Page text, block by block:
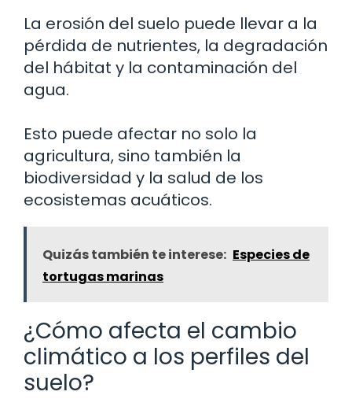
La erosión del suelo puede llevar a la
pérdida de nutrientes, la degradación
del hábitat y la contaminación del
agua.
Esto puede afectar no solo la
agricultura, sino también la
biodiversidad y la salud de los
ecosistemas acuáticos.
Quizás también te interese: Especies de
tortugas marinas
¿Cómo afecta el cambio
climático a los perfiles del
suelo?